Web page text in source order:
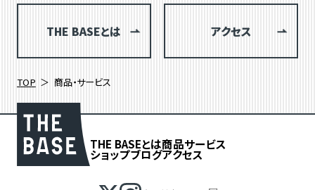
THE BASEとは アクセス
TOP 商品・サービス
THE BASEとは商品サービス
ショップブログアクセス